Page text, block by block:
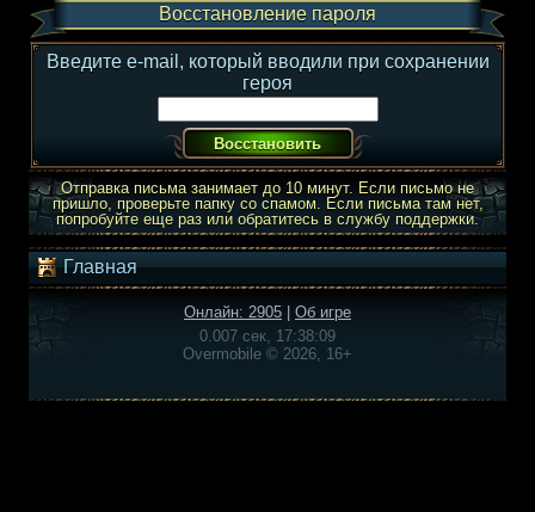
Восстановление пароля
Введите e-mail, который вводили при сохранении
героя
Отправка письма занимает до 10 минут. Если письмо не
пришло, проверьте папку со спамом. Если письма там нет,
попробуйте еще раз или обратитесь в службу поддержки.
Главная
Онлайн: 2905
Об игре
0.007 сек, 17:38:09
Overmobile © 2026, 16+